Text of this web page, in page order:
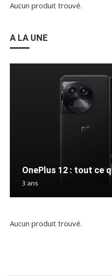
Aucun produit trouvé.
A LA UNE
OnePlus 12 : tout ce
3 ans
Aucun produit trouvé.